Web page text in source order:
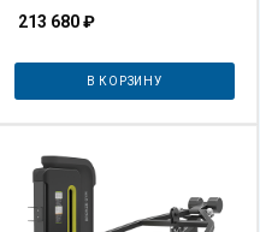
213 680₽
В КОРЗИНУ